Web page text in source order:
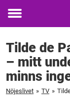
Toggle
Tilde de
– mitt
minns
Nöjeslivet » TV »